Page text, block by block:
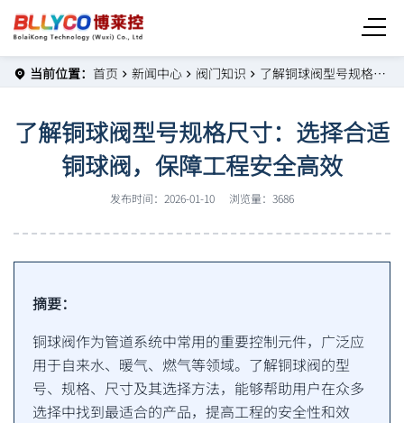
当前位置： 首页 新闻中心 阀门知识 了解铜球阀型号规格尺寸：选择合适铜球阀，保障工程安全高效
了解铜球阀型号规格尺寸：选择合适
铜球阀，保障工程安全高效
发布时间：2026-01-10 浏览量：3686
摘要：
铜球阀作为管道系统中常用的重要控制元件，广泛应
用于自来水、暖气、燃气等领域。了解铜球阀的型
号、规格、尺寸及其选择方法，能够帮助用户在众多
选择中找到最适合的产品，提高工程的安全性和效